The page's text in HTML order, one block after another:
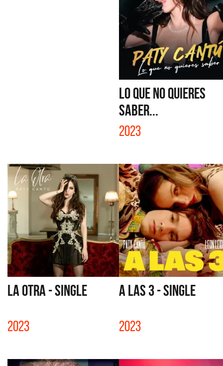
LO QUE NO QUIERES
SABER...
2023
LA OTRA - SINGLE
2023
A LAS 3 - SINGLE
2023